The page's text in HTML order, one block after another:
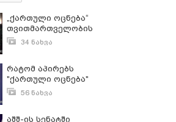
„ქართული ოცნება“
თვითმართველობის
არჩევნებისთვის
34 ნახვა
რატომ აპირებს
"ქართული ოცნება"
ნარკოპოლიტიკის
56 ნახვა
აშშ-ის სენატში